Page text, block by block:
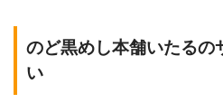
のど黒めし本舗いたるの
い